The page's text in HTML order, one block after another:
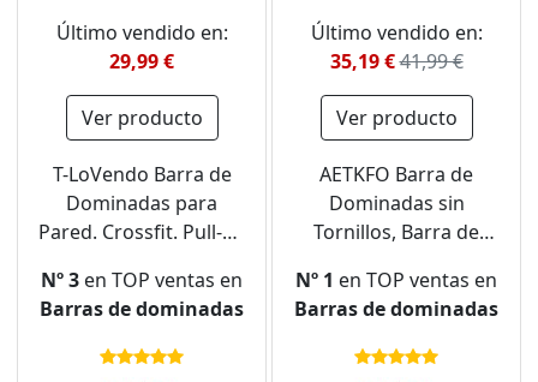
Último vendido en:
29,99 €
Ver producto
T-LoVendo Barra de
Dominadas para
Pared. Crossfit. Pull-up
incluidos. Soporta
hasta 140kg. Gimnasio
en Casa. Ejercicios
Nº 3 en TOP ventas en
Barras de dominadas
Último vendido en:
35,19 €41,99 €
Ver producto
AETKFO Barra de
Dominadas sin
Tornillos, Barra de
Ajustable 72cm -
110cm, hasta 200 kg,
Barra de
Nº 1 en TOP ventas en
Barras de dominadas